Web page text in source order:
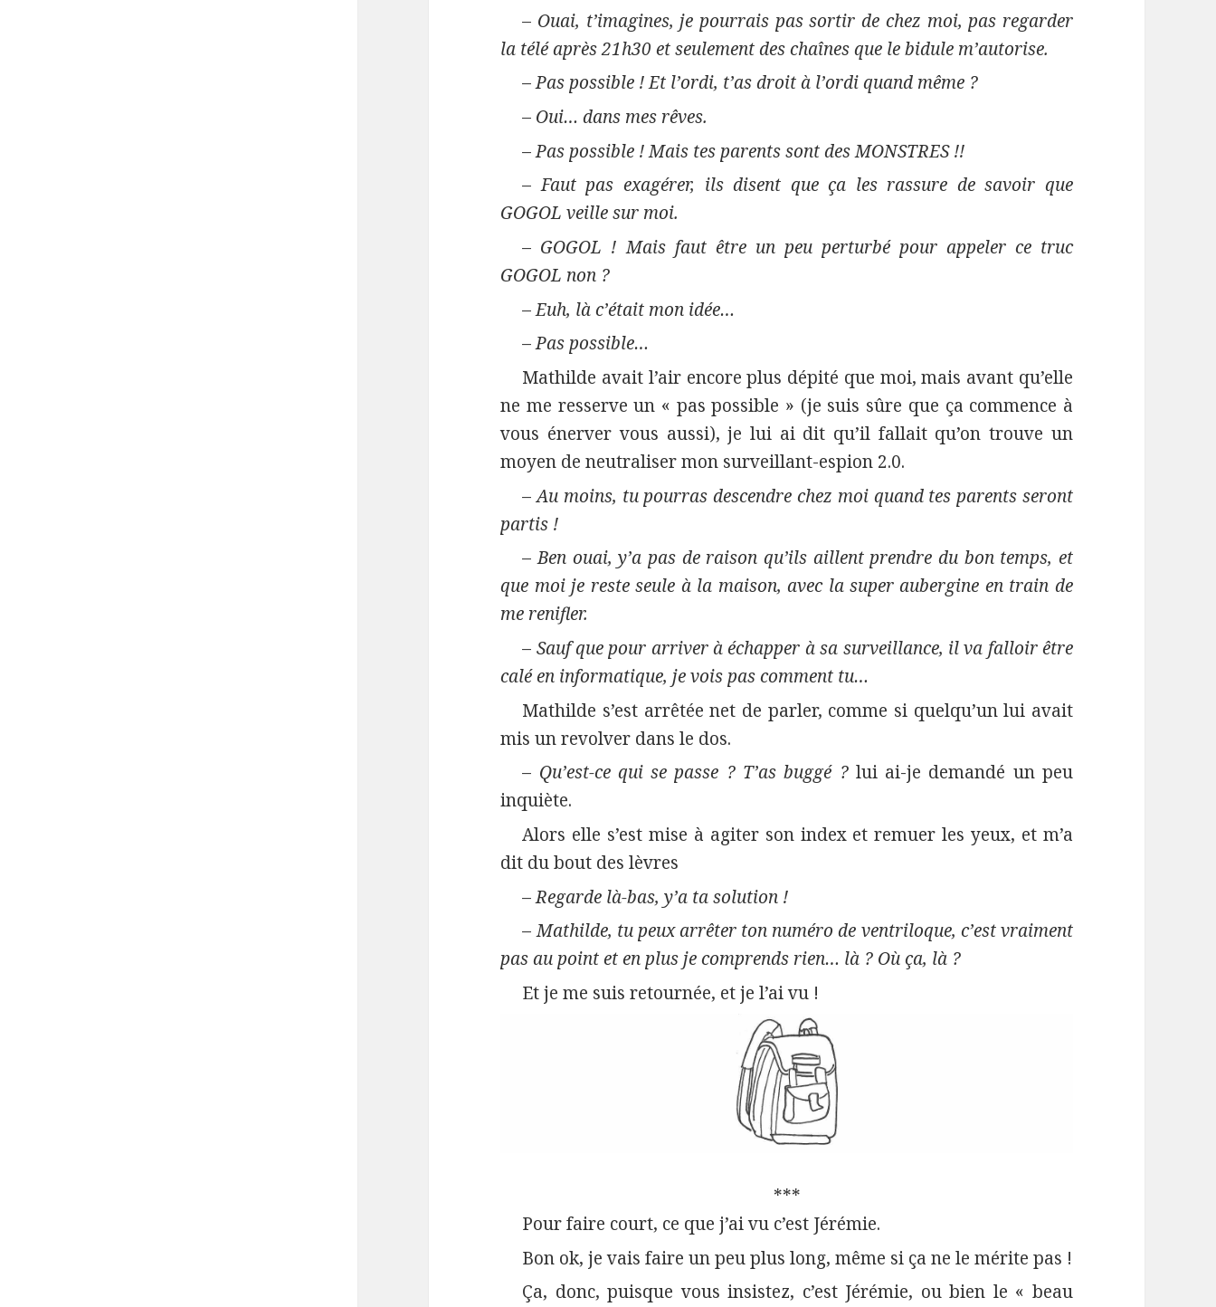
– Ouai, t’imagines, je pourrais pas sortir de chez moi, pas regarder
la télé après 21h30 et seulement des chaînes que le bidule m’autorise.
–Pas possible ! Et l’ordi, t’as droit à l’ordi quand même ?
– Oui… dans mes rêves.
–Pas possible ! Mais tes parents sont des MONSTRES !!
–Faut pas exagérer, ils disent que ça les rassure de savoir que
GOGOL veille sur moi.
– GOGOL ! Mais faut être un peu perturbé pour appeler ce truc
GOGOL non ?
–Euh, là c’était mon idée…
–Pas possible…
Mathilde avait l’air encore plus dépité que moi, mais avant qu’elle
ne me resserve un « pas possible » (je suis sûre que ça commence à
vous énerver vous aussi), je lui ai dit qu’il fallait qu’on trouve un
moyen de neutraliser mon surveillant-espion 2.0.
–Au moins, tu pourras descendre chez moi quand tes parents seront
partis !
–Ben ouai, y’a pas de raison qu’ils aillent prendre du bon temps, et
que moi je reste seule à la maison, avec la super aubergine en train de
me renifler.
– Sauf que pour arriver à échapper à sa surveillance, il va falloir être
calé en informatique, je vois pas comment tu…
Mathilde s’est arrêtée net de parler, comme si quelqu’un lui avait
mis un revolver dans le dos.
– Qu’est-ce qui se passe ? T’as buggé ?lui ai-je demandé un peu
inquiète.
Alors elle s’est mise à agiter son index et remuer les yeux, et m’a
dit du bout des lèvres
–Regarde là-bas, y’a ta solution !
–Mathilde, tu peux arrêter ton numéro de ventriloque, c’est vraiment
pas au point et en plus je comprends rien… là ? Où ça, là ?
Et je me suis retournée, et je l’ai vu !
***
Pour faire court, ce que j’ai vu c’est Jérémie.
Bon ok, je vais faire un peu plus long, même si ça ne le mérite pas !
Ça, donc, puisque vous insistez, c’est Jérémie, ou bien le « beau